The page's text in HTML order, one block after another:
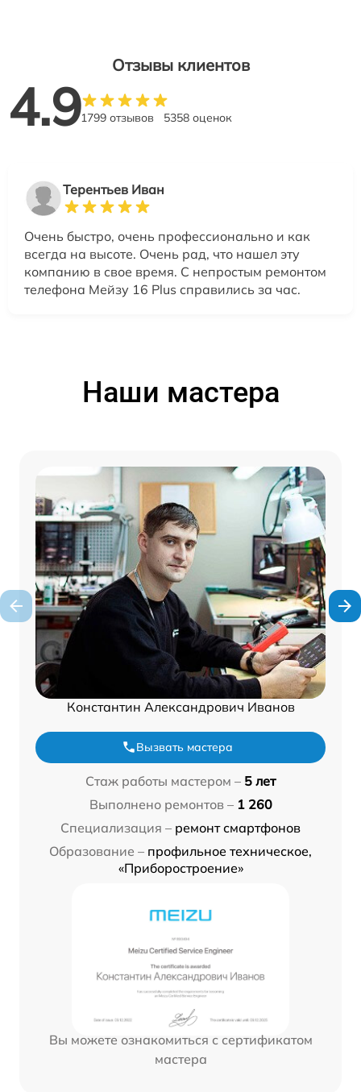
Отзывы клиентов
4.91799 отзывов 5358 оценок
Терентьев Иван
Очень быстро, очень профессионально и как
всегда на высоте. Очень рад, что нашел эту
компанию в свое время. С непростым ремонтом
телефона Мейзу 16 Plus справились за час.
Наши мастера
Константин Александрович Иванов
Вызвать мастера
Стаж работы мастером – 5 лет
Выполнено ремонтов – 1 260
Специализация – ремонт смартфонов
Образование – профильное техническое,
«Приборостроение»
Вы можете ознакомиться с сертификатом
мастера